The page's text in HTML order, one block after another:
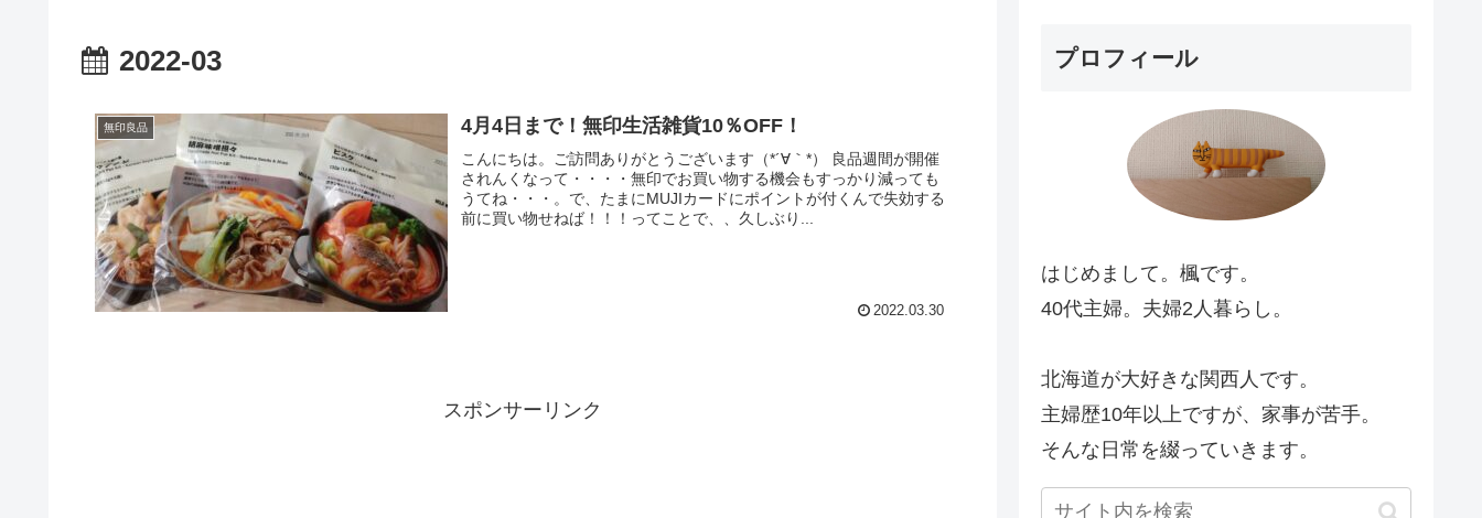
2022-03
無印良品 4月4日まで！無印生活雑貨10％OFF！
こんにちは。ご訪問ありがとうございます（*´∀｀*） 良品週間が開催
されんくなって・・・・無印でお買い物する機会もすっかり減っても
うてね・・・。で、たまにMUJIカードにポイントが付くんで失効する
前に買い物せねば！！！ってことで、、久しぶり...
2022.03.30
スポンサーリンク
プロフィール
はじめまして。楓です。
40代主婦。夫婦2人暮らし。
北海道が大好きな関西人です。
主婦歴10年以上ですが、家事が苦手。
そんな日常を綴っていきます。